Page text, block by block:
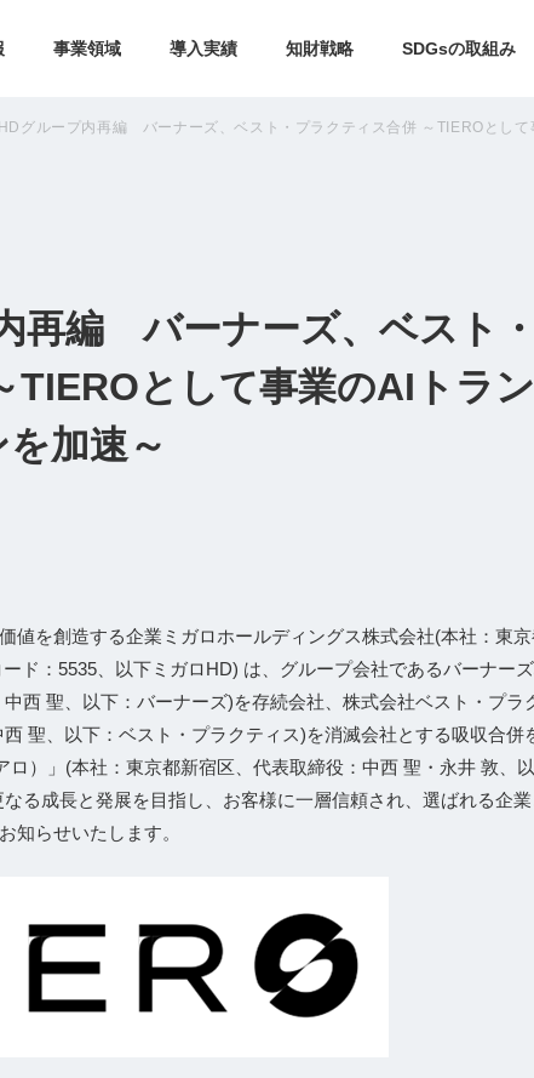
事業領域 導入実績 知財戦略 SDGsの取組み
グループ内再編 バーナーズ、ベスト・プラクティス合併 ～TIEROとし
再編 バーナーズ、ベスト・
TIEROとして事業のAIトラン
加速～
値を創造する企業ミガロホールディングス株式会社(本社：東
ド：5535、以下ミガロHD) は、グループ会社であるバーナー
西 聖、以下：バーナーズ)を存続会社、株式会社ベスト・プラ
聖、以下：ベスト・プラクティス)を消滅会社とする吸収合併
ロ）」(本社：東京都新宿区、代表取締役：中西 聖・永井 敦、以
る成長と発展を目指し、お客様に一層信頼され、選ばれる企業
知らせいたします。